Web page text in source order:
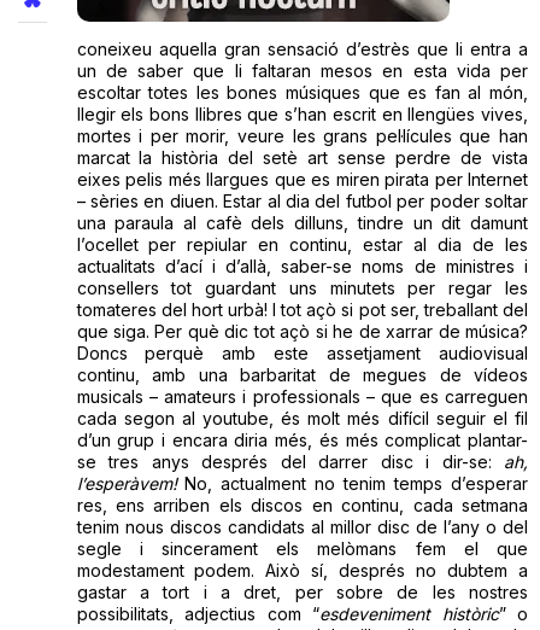
coneixeu aquella gran sensació d’estrès que li entra a
un de saber que li faltaran mesos en esta vida per
escoltar totes les bones músiques que es fan al món,
llegir els bons llibres que s’han escrit en llengües vives,
mortes i per morir, veure les grans pel·lícules que han
marcat la història del setè art sense perdre de vista
eixes pelis més llargues que es miren pirata per Internet
– sèries en diuen. Estar al dia del futbol per poder soltar
una paraula al cafè dels dilluns, tindre un dit damunt
l’ocellet per repiular en continu, estar al dia de les
actualitats d’ací i d’allà, saber-se noms de ministres i
consellers tot guardant uns minutets per regar les
tomateres del hort urbà! I tot açò si pot ser, treballant del
que siga. Per què dic tot açò si he de xarrar de música?
Doncs perquè amb este assetjament audiovisual
continu, amb una barbaritat de megues de vídeos
musicals – amateurs i professionals – que es carreguen
cada segon al youtube, és molt més difícil seguir el fil
d’un grup i encara diria més, és més complicat plantar-
se tres anys després del darrer disc i dir-se: ah,
l’esperàvem!No, actualment no tenim temps d’esperar
res, ens arriben els discos en continu, cada setmana
tenim nous discos candidats al millor disc de l’any o del
segle i sincerament els melòmans fem el que
modestament podem. Això sí, després no dubtem a
gastar a tort i a dret, per sobre de les nostres
possibilitats, adjectius com “esdeveniment històric” o